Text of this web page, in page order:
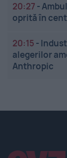
20:27 -
oprită în
20:15 -
alegerilor
Anthropic